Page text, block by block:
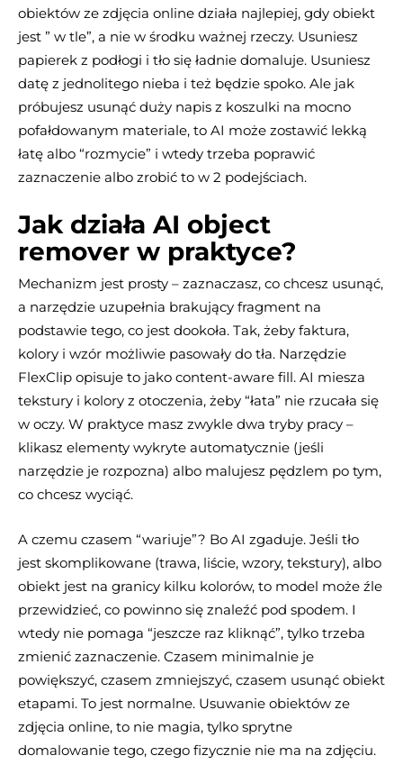
obiektów ze zdjęcia online działa najlepiej, gdy obiekt
jest ” w tle”, a nie w środku ważnej rzeczy. Usuniesz
papierek z podłogi i tło się ładnie domaluje. Usuniesz
datę z jednolitego nieba i też będzie spoko. Ale jak
próbujesz usunąć duży napis z koszulki na mocno
pofałdowanym materiale, to AI może zostawić lekką
łatę albo “rozmycie” i wtedy trzeba poprawić
zaznaczenie albo zrobić to w 2 podejściach.
Jak działa AI object
remover w praktyce?
Mechanizm jest prosty – zaznaczasz, co chcesz usunąć,
a narzędzie uzupełnia brakujący fragment na
podstawie tego, co jest dookoła. Tak, żeby faktura,
kolory i wzór możliwie pasowały do tła. Narzędzie
FlexClip opisuje to jako content-aware fill. AI miesza
tekstury i kolory z otoczenia, żeby “łata” nie rzucała się
w oczy. W praktyce masz zwykle dwa tryby pracy –
klikasz elementy wykryte automatycznie (jeśli
narzędzie je rozpozna) albo malujesz pędzlem po tym,
co chcesz wyciąć.
A czemu czasem “wariuje”? Bo AI zgaduje. Jeśli tło
jest skomplikowane (trawa, liście, wzory, tekstury), albo
obiekt jest na granicy kilku kolorów, to model może źle
przewidzieć, co powinno się znaleźć pod spodem. I
wtedy nie pomaga “jeszcze raz kliknąć”, tylko trzeba
zmienić zaznaczenie. Czasem minimalnie je
powiększyć, czasem zmniejszyć, czasem usunąć obiekt
etapami. To jest normalne. Usuwanie obiektów ze
zdjęcia online, to nie magia, tylko sprytne
domalowanie tego, czego fizycznie nie ma na zdjęciu.